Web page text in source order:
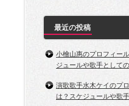
最近の投稿
小檜山惠のプロフィー
ジュールや歌手として
演歌歌手水木ケイのプ
は？スケジュールや歌